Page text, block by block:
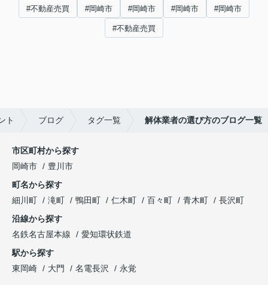
#不動産売買 #岡崎市 #岡崎市 #岡崎市 #岡崎市
#不動産売買
ト ブログ タグ一覧 解体業者の選び方のブログ一覧
市区町村から探す
岡崎市
豊川市
町名から探す
細川町
滝町 鴨田町 仁木町 百々町 青木町
長沢町
沿線から探す
名鉄名古屋本線
愛知環状鉄道
駅から探す
東岡崎
大門 名電長沢 永覚